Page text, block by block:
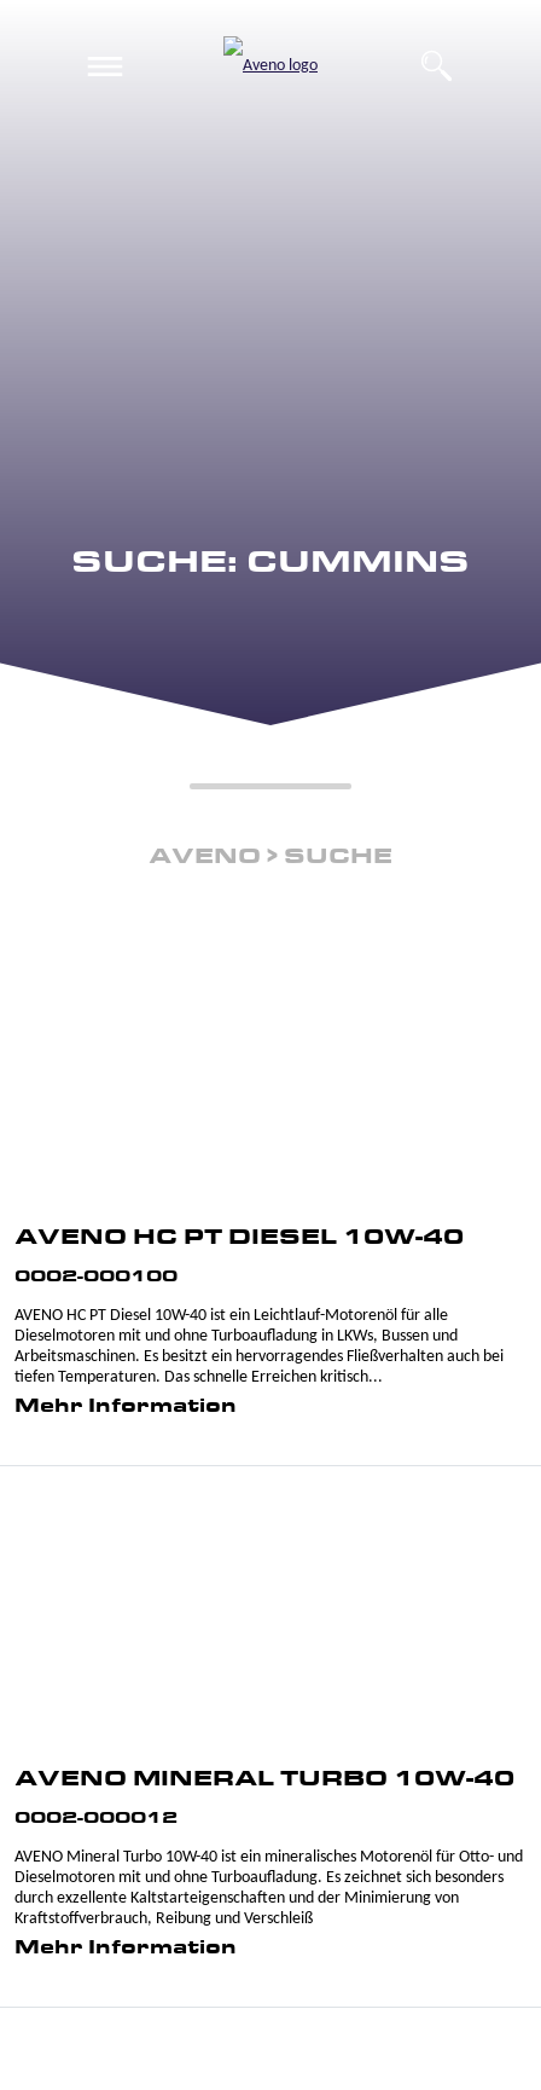
SUCHE: CUMMINS
AVENO SUCHE
AVENO HC PT DIESEL 10W-40
0002-000100
AVENO HC PT Diesel 10W-40 ist ein Leichtlauf-Motorenöl für alle
Dieselmotoren mit und ohne Turboaufladung in LKWs, Bussen und
Arbeitsmaschinen. Es besitzt ein hervorragendes Fließverhalten auch bei
tiefen Temperaturen. Das schnelle Erreichen kritisch...
Mehr Information
AVENO MINERAL TURBO 10W-40
0002-000012
AVENO Mineral Turbo 10W-40 ist ein mineralisches Motorenöl für Otto- und
Dieselmotoren mit und ohne Turboaufladung. Es zeichnet sich besonders
durch exzellente Kaltstarteigenschaften und der Minimierung von
Kraftstoffverbrauch, Reibung und Verschleiß
Mehr Information